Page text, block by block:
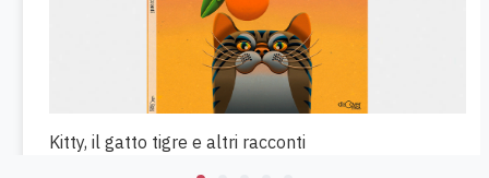
Kitty, il gatto tigre e altri racconti